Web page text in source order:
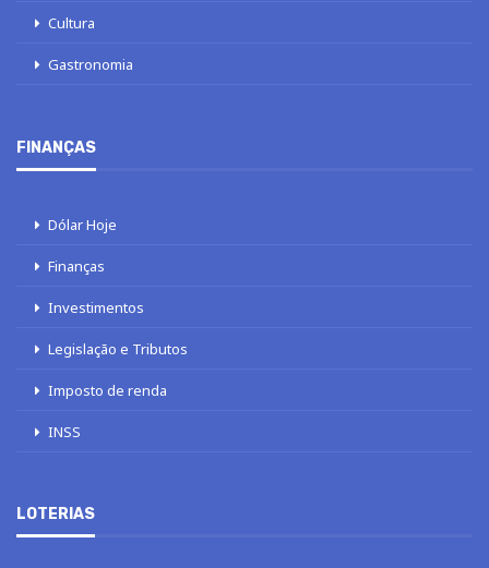
Cultura
Gastronomia
FINANÇAS
Dólar Hoje
Finanças
Investimentos
Legislação e Tributos
Imposto de renda
INSS
LOTERIAS